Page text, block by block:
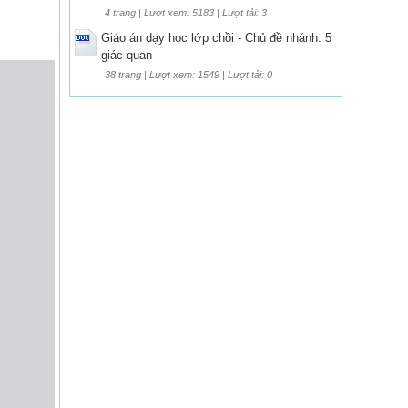
4 trang | Lượt xem: 5183 | Lượt tải: 3
Giáo án dạy học lớp chồi - Chủ đề nhánh: 5
giác quan
38 trang | Lượt xem: 1549 | Lượt tải: 0